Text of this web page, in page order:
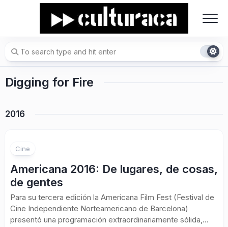
Digging for Fire
2016
Cine
Americana 2016: De lugares, de cosas,
de gentes
Para su tercera edición la Americana Film Fest (Festival de
Cine Independiente Norteamericano de Barcelona)
presentó una programación extraordinariamente sólida,...